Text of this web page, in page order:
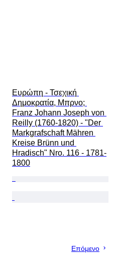
Ευρώπη - Τσεχική
Δημοκρατία, Μπρνο;
Franz Johann Joseph von
Reilly (1760-1820) - "Der
Markgrafschaft Mähren
Kreise Brünn und
Hradisch" Nro. 116 - 1781-
1800
Επόμενο